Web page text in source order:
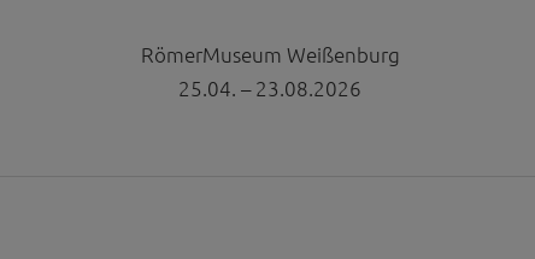
RömerMuseum Weißenburg
25.04. – 23.08.2026